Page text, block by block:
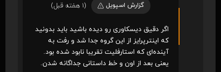
گزارش اسپویل (1 هفته قبل)
اگر دقیق دیسکاوری رو دیده باشید باید بدونید
که اینترپرایز از این گروه جدا شد و رفت به
آینده‌ای که استارفلیت تقریبا نابود شده بود.
یعنی بعد از اون و خط داستانی جداگانه شدن.